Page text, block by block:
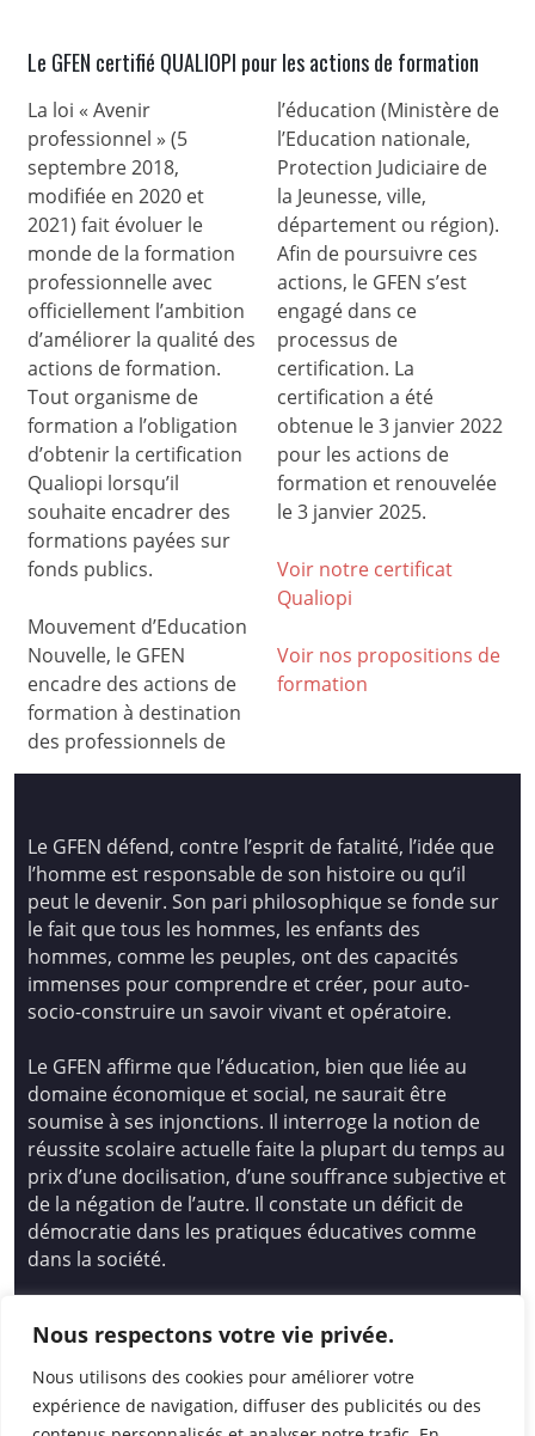
Nous respectons votre vie privée.
Nous utilisons des cookies pour améliorer votre
expérience de navigation, diffuser des publicités ou des
Le GFEN certifié QUALIOPI pour les actions de formation
La loi « Avenir
professionnel » (5
septembre 2018,
modifiée en 2020 et
2021) fait évoluer le
monde de la formation
professionnelle avec
officiellement l’ambition
d’améliorer la qualité des
actions de formation.
Tout organisme de
formation a l’obligation
d’obtenir la certification
Qualiopi lorsqu’il
souhaite encadrer des
formations payées sur
fonds publics.
Mouvement d’Education
Nouvelle, le GFEN
encadre des actions de
formation à destination
des professionnels de
l’éducation (Ministère de
l’Education nationale,
Protection Judiciaire de
la Jeunesse, ville,
département ou région).
Afin de poursuivre ces
actions, le GFEN s’est
engagé dans ce
processus de
certification. La
certification a été
obtenue le 3 janvier 2022
pour les actions de
formation et renouvelée
le 3 janvier 2025.
Voir notre certificat
Qualiopi
Voir nos propositions de
formation
Le GFEN défend, contre l’esprit de fatalité, l’idée que
l’homme est responsable de son histoire ou qu’il
peut le devenir. Son pari philosophique se fonde sur
le fait que tous les hommes, les enfants des
hommes, comme les peuples, ont des capacités
immenses pour comprendre et créer, pour auto-
socio-construire un savoir vivant et opératoire.
Le GFEN affirme que l’éducation, bien que liée au
domaine économique et social, ne saurait être
soumise à ses injonctions. Il interroge la notion de
réussite scolaire actuelle faite la plupart du temps au
prix d’une docilisation, d’une souffrance subjective et
de la négation de l’autre. Il constate un déficit de
démocratie dans les pratiques éducatives comme
dans la société.
Nouvelle
14 avenue Spinoza 94200 Ivry Sur Seine
01 46 72 53 17 – gfen@gfen.asso.fr